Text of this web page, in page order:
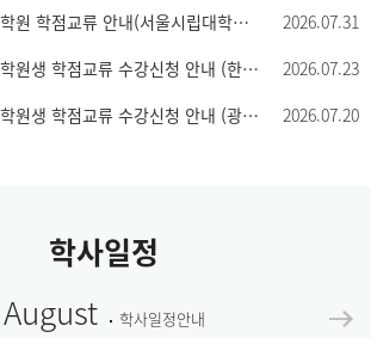
2026-2학기 일반대학원 학점교류 안내(서울시립대학교, UST)
2026.07.31
2026-2학기 일반대학원생 학점교류 수강신청 안내 (한림대학교, 한대학교)
2026.07.23
2026-2학기 일반대학원생 학점교류 수강신청 안내 (광주과학기술원, 고려대학교)
2026.07.20
학사일정
August 학사일정안내